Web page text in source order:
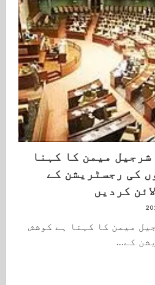
میمن کا کہنا
کی رجسٹریشن کے
کردیں
میمن کا کہنا ہے کوشش
کے...